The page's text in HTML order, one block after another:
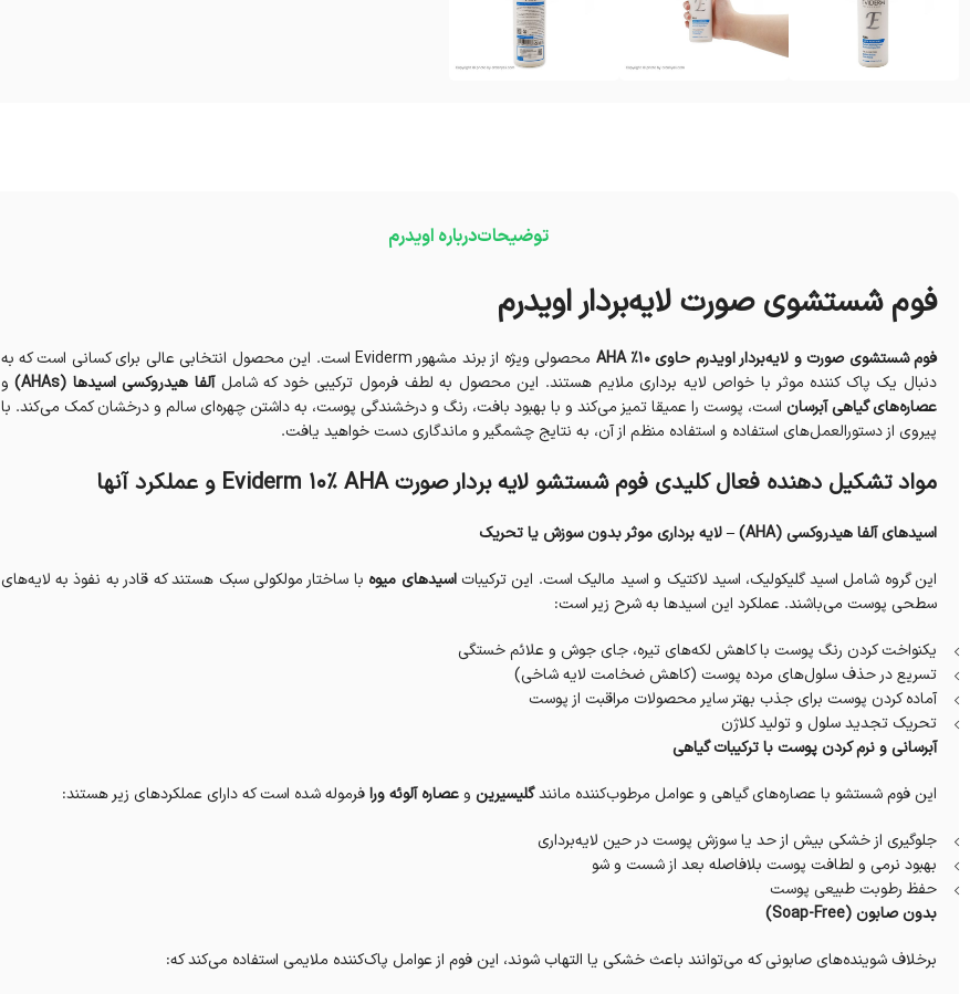
توضیحاتدرباره اویدرم
فوم شستشوی صورت لایه‌بردار اویدرم
فوم شستشوی صورت و لایه‌بردار اویدرم حاوی 10% AHA
محصولی ویژه از برند مشهور Eviderm است. این محصول انتخابی عالی برای کسانی است که به
دنبال یک پاک کننده موثر با خواص لایه برداری ملایم هستند. این محصول به لطف فرمول ترکیبی خود که شاملآلفا هیدروکسی اسیدها (AHAs)
و
عصاره‌های گیاهی آبرسان است، پوست را عمیقا تمیز می‌کند و با بهبود بافت، رنگ و درخشندگی پوست، به داشتن چهره‌ای سالم و درخشان کمک می‌کند. با
پیروی از دستورالعمل‌های استفاده و استفاده منظم از آن، به نتایج چشمگیر و ماندگاری دست خواهید یافت.
مواد تشکیل دهنده فعال کلیدی فوم شستشو لایه بردار صورت Eviderm 10% AHA و عملکرد آنها
اسیدهای آلفا هیدروکسی (AHA) – لایه برداری موثر بدون سوزش یا تحریک
این گروه شامل اسید گلیکولیک، اسید لاکتیک و اسید مالیک است. این ترکیباتاسیدهای میوه با ساختار مولکولی سبک هستند که قادر به نفوذ به لایه‌های
سطحی پوست می‌باشند. عملکرد این اسیدها به شرح زیر است:
یکنواخت کردن رنگ پوست با کاهش لکه‌های تیره، جای جوش و علائم خستگی
تسریع در حذف سلول‌های مرده پوست (کاهش ضخامت لایه شاخی)
آماده کردن پوست برای جذب بهتر سایر محصولات مراقبت از پوست
تحریک تجدید سلول و تولید کلاژن
آبرسانی و نرم کردن پوست با ترکیبات گیاهی
این فوم شستشو با عصاره‌های گیاهی و عوامل مرطوب‌کننده مانندگلیسیرین وعصاره آلوئه ورافرموله شده است که دارای عملکردهای زیر هستند:
جلوگیری از خشکی بیش از حد یا سوزش پوست در حین لایه‌برداری
بهبود نرمی و لطافت پوست بلافاصله بعد از شست و شو
حفظ رطوبت طبیعی پوست
بدون صابون (Soap-Free)
برخلاف شوینده‌های صابونی که می‌توانند باعث خشکی یا التهاب شوند، این فوم از عوامل پاک‌کننده ملایمی استفاده می‌کند که: